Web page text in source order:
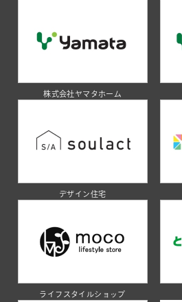
株式会社ヤマタホーム
デザイン住宅
ライフスタイルショップ